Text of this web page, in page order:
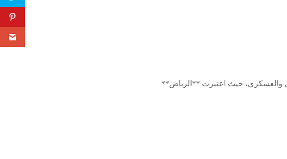
والعسكري، حيث اعتبرت **الرياض**